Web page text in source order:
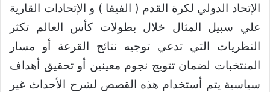
الإتحاد الدولي لكرة القدم ( الفيفا ) و الإتحادات القارية
علي سبيل المثال خلال بطولات كأس العالم تكثر
النظريات التي تدعي توجيه نتائج القرعة أو مسار
المنتخبات لضمان تتويج نجوم معينين أو تحقيق أهداف
سياسية يتم أستخدام هذه القصص لشرح الأحداث غير